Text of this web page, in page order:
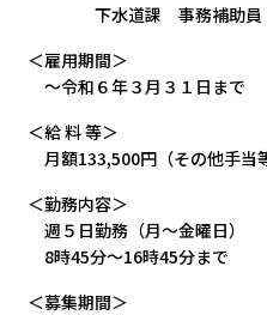
下水道課 事務補助員
＜雇用期間＞
～令和６年３月３１日まで
＜給 料 等＞
月額133,500円（その他手当等
＜勤務内容＞
週５日勤務（月～金曜日）
8時45分～16時45分まで
＜募集期間＞